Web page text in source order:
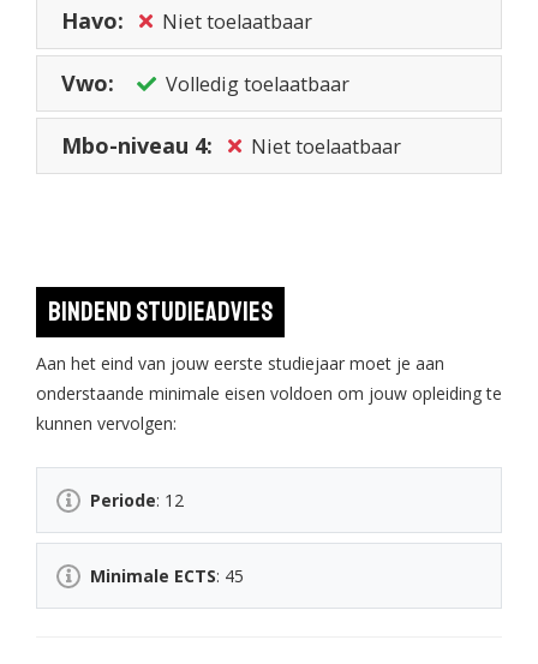
Havo: Niet toelaatbaar
Vwo: Volledig toelaatbaar
Mbo-niveau 4: Niet toelaatbaar
Bindend studieadvies
Aan het eind van jouw eerste studiejaar moet je aan
onderstaande minimale eisen voldoen om jouw opleiding te
kunnen vervolgen:
Periode: 12
Minimale ECTS: 45